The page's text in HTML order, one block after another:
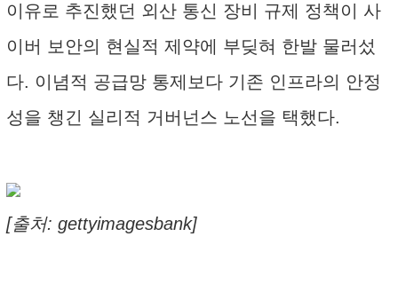
이유로 추진했던 외산 통신 장비 규제 정책이 사
이버 보안의 현실적 제약에 부딪혀 한발 물러섰
다. 이념적 공급망 통제보다 기존 인프라의 안정
성을 챙긴 실리적 거버넌스 노선을 택했다.
[출처: gettyimagesbank]